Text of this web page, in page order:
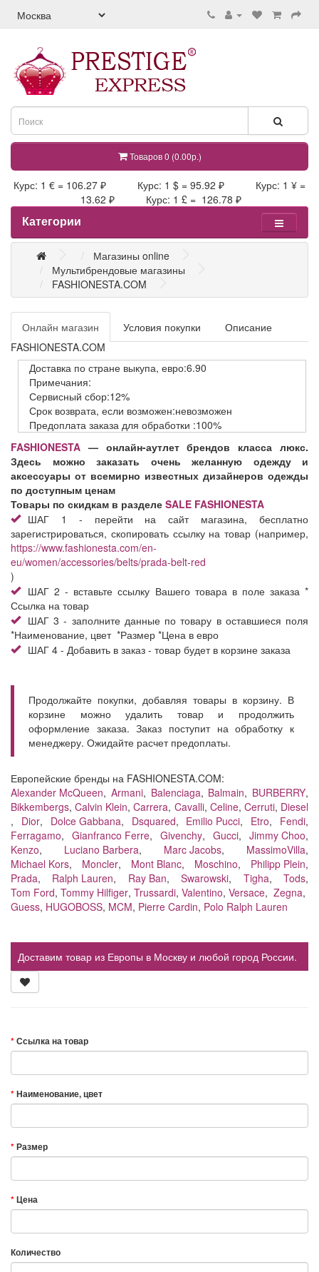
Товаров 0 (0.00р.)
Курс: 1 € = 106.27 ₽ Курс: 1 $ = 95.92 ₽ Курс: 1 ¥ =
13.62 ₽ Курс: 1 £ = 126.78 ₽
Категории
Магазины online
Мультибрендовые магазины
FASHIONESTA.COM
Онлайн магазин Условия покупки
Описание
FASHIONESTA.COM
Доставка по стране выкупа, евро:6.90
Примечания:
Сервисный сбор:12%
Срок возврата, если возможен:невозможен
Предоплата заказа для обработки :100%
FASHIONESTA — онлайн-аутлет брендов класса люкс.
Здесь можно заказать очень желанную одежду и
аксессуары от всемирно известных дизайнеров одежды
по доступным ценам
Товары по скидкам в разделе SALE FASHIONESTA
ШАГ 1 - перейти на сайт магазина, бесплатно
зарегистрироваться, скопировать ссылку на товар (например,
https://www.fashionesta.com/en-
eu/women/accessories/belts/prada-belt-red
)
ШАГ 2 - вставьте ссылку Вашего товара в поле заказа *
Ссылка на товар
ШАГ 3 - заполните данные по товару в оставшиеся поля
*Наименование, цвет *Размер *Цена в евро
ШАГ 4 - Добавить в заказ - товар будет в корзине заказа
Продолжайте покупки, добавляя товары в корзину. В
корзине можно удалить товар и продолжить
оформление заказа. Заказ поступит на обработку к
менеджеру. Ожидайте расчет предоплаты.
Европейские бренды на FASHIONESTA.COM:
Alexander McQueen, Armani, Balenciaga, Balmain, BURBERRY,
Bikkembergs,Calvin Klein,Carrera, Cavalli, Celine, Cerruti, Diesel
, Dior, Dolce Gabbana, Dsquared, Emilio Pucci, Etro, Fendi,
Ferragamo, Gianfranco Ferre, Givenchy, Gucci, Jimmy Choo,
Kenzo, Luciano Barbera, Marc Jacobs, MassimoVilla,
Michael Kors, Moncler, Mont Blanc, Moschino, Philipp Plein,
Prada, Ralph Lauren, Ray Ban,Swarowski, Tigha,Tods,
Tom Ford, Tommy Hilfiger, Trussardi, Valentino, Versace, Zegna,
Guess, HUGOBOSS, MCM, Pierre Cardin, Polo Ralph Lauren
Доставим товар из Европы в Москву и любой город России.
Ссылка на товар
Наименование, цвет
Размер
Цена
Количество